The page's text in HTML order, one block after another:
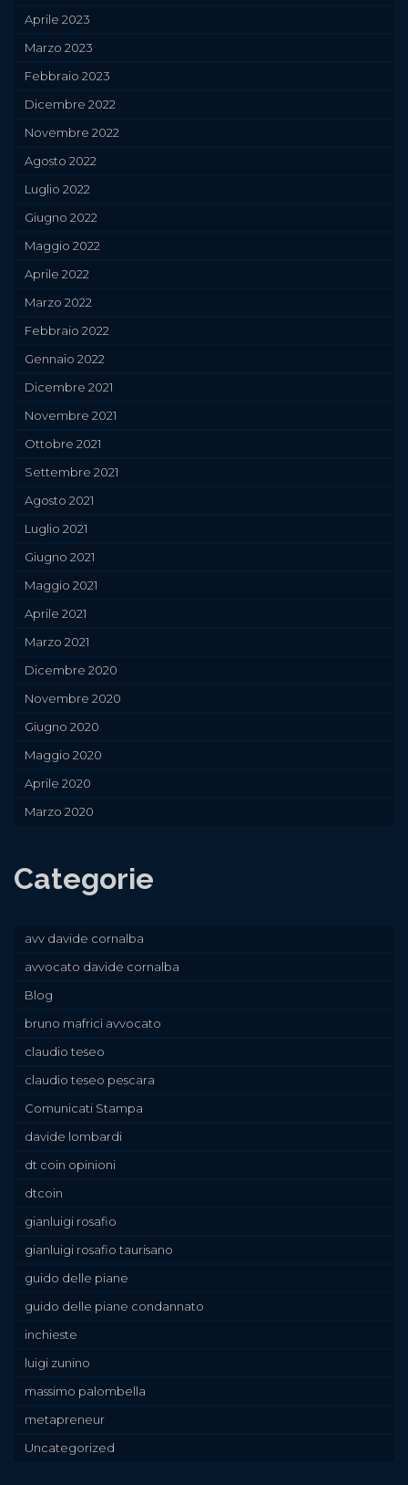
Aprile 2023
Marzo 2023
Febbraio 2023
Dicembre 2022
Novembre 2022
Agosto 2022
Luglio 2022
Giugno 2022
Maggio 2022
Aprile 2022
Marzo 2022
Febbraio 2022
Gennaio 2022
Dicembre 2021
Novembre 2021
Ottobre 2021
Settembre 2021
Agosto 2021
Luglio 2021
Giugno 2021
Maggio 2021
Aprile 2021
Marzo 2021
Dicembre 2020
Novembre 2020
Giugno 2020
Maggio 2020
Aprile 2020
Marzo 2020
Categorie
avv davide cornalba
avvocato davide cornalba
Blog
bruno mafrici avvocato
claudio teseo
claudio teseo pescara
Comunicati Stampa
davide lombardi
dt coin opinioni
dtcoin
gianluigi rosafio
gianluigi rosafio taurisano
guido delle piane
guido delle piane condannato
inchieste
luigi zunino
massimo palombella
metapreneur
Uncategorized